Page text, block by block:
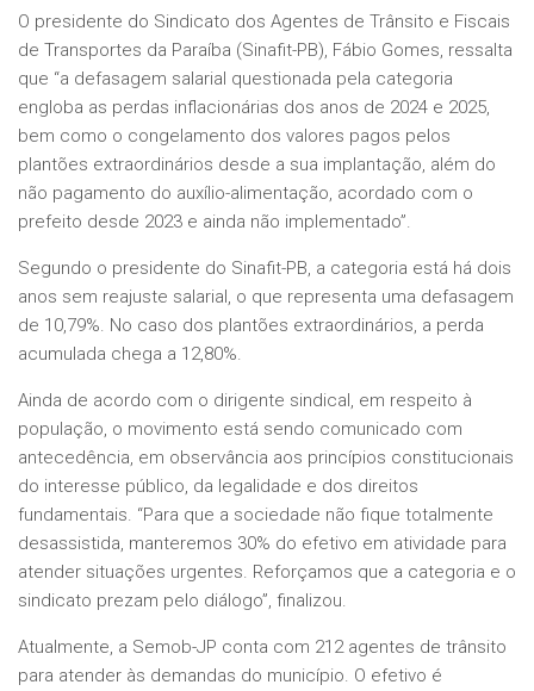
O presidente do Sindicato dos Agentes de Trânsito e Fiscais
de Transportes da Paraíba (Sinafit-PB), Fábio Gomes, ressalta
que “a defasagem salarial questionada pela categoria
engloba as perdas inflacionárias dos anos de 2024 e 2025,
bem como o congelamento dos valores pagos pelos
plantões extraordinários desde a sua implantação, além do
não pagamento do auxílio-alimentação, acordado com o
prefeito desde 2023 e ainda não implementado”.
Segundo o presidente do Sinafit-PB, a categoria está há dois
anos sem reajuste salarial, o que representa uma defasagem
de 10,79%. No caso dos plantões extraordinários, a perda
acumulada chega a 12,80%.
Ainda de acordo com o dirigente sindical, em respeito à
população, o movimento está sendo comunicado com
antecedência, em observância aos princípios constitucionais
do interesse público, da legalidade e dos direitos
fundamentais. “Para que a sociedade não fique totalmente
desassistida, manteremos 30% do efetivo em atividade para
atender situações urgentes. Reforçamos que a categoria e o
sindicato prezam pelo diálogo”, finalizou.
Atualmente, a Semob-JP conta com 212 agentes de trânsito
para atender às demandas do município. O efetivo é